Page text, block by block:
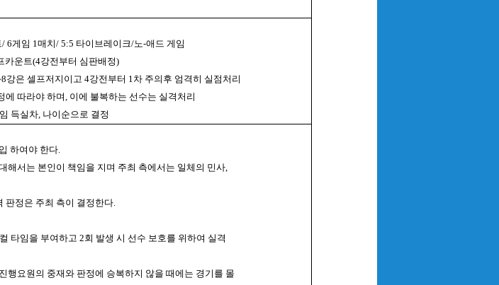
6게임 1매치/ 5:5 타이브레이크/노-애드 게임
카운트(4강전부터 심판배정)
강은 셀프저지이고 4강전부터 1차 주의후 엄격히 실점처리
따라야 하며, 이에 불복하는 선수는 실격처리
득실차, 나이순으로 결정
하여야 한다.
해서는 본인이 책임을 지며 주최 측에서는 일체의 민사,
판정은 주최 측이 결정한다.
타임을 부여하고 2회 발생 시 선수 보호를 위하여 실격
행요원의 중재와 판정에 승복하지 않을 때에는 경기를 몰